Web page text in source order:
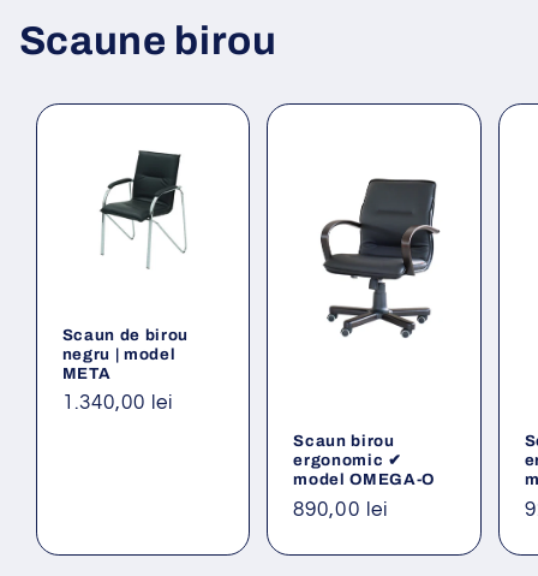
Scaune birou
Scaun de birou
negru | model
META
Preț
1.340,00 lei
Scaun birou
ergonomic ✔
model OMEGA-O
Preț
890,00 lei